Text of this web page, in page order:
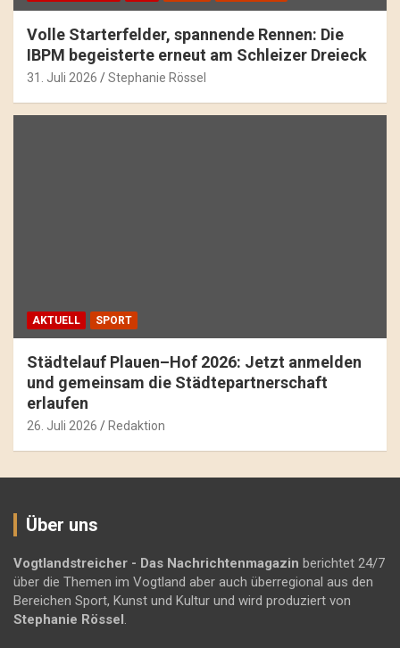
Volle Starterfelder, spannende Rennen: Die
IBPM begeisterte erneut am Schleizer Dreieck
31. Juli 2026 Stephanie Rössel
AKTUELL SPORT
Städtelauf Plauen–Hof 2026: Jetzt anmelden
und gemeinsam die Städtepartnerschaft
erlaufen
26. Juli 2026 Redaktion
Über uns
Vogtlandstreicher - Das Nachrichtenmagazin berichtet 24/7
über die Themen im Vogtland aber auch überregional aus den
Bereichen Sport, Kunst und Kultur und wird produziert von
Stephanie Rössel .